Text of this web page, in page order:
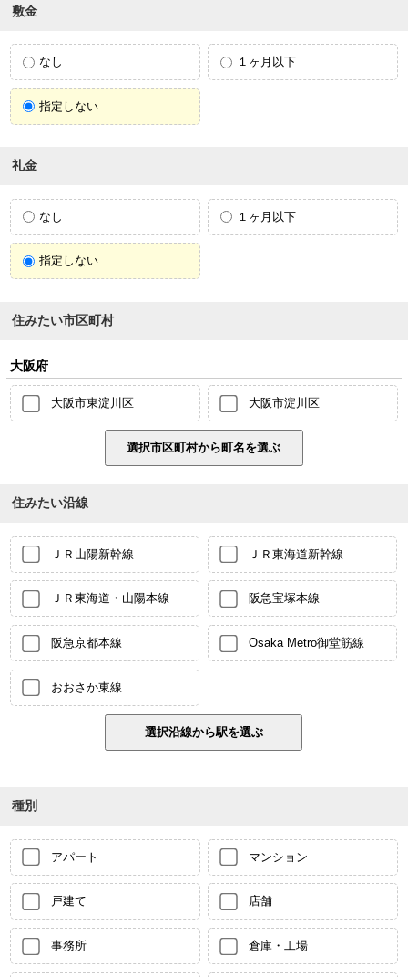
敷金
なし １ヶ月以下
指定しない
礼金
なし １ヶ月以下
指定しない
住みたい市区町村
大阪府
大阪市東淀川区 大阪市淀川区
住みたい沿線
ＪＲ山陽新幹線 ＪＲ東海道新幹線
ＪＲ東海道・山陽本線 阪急宝塚本線
阪急京都本線 Osaka Metro御堂筋線
おおさか東線
種別
アパート マンション
戸建て 店舗
事務所 倉庫・工場